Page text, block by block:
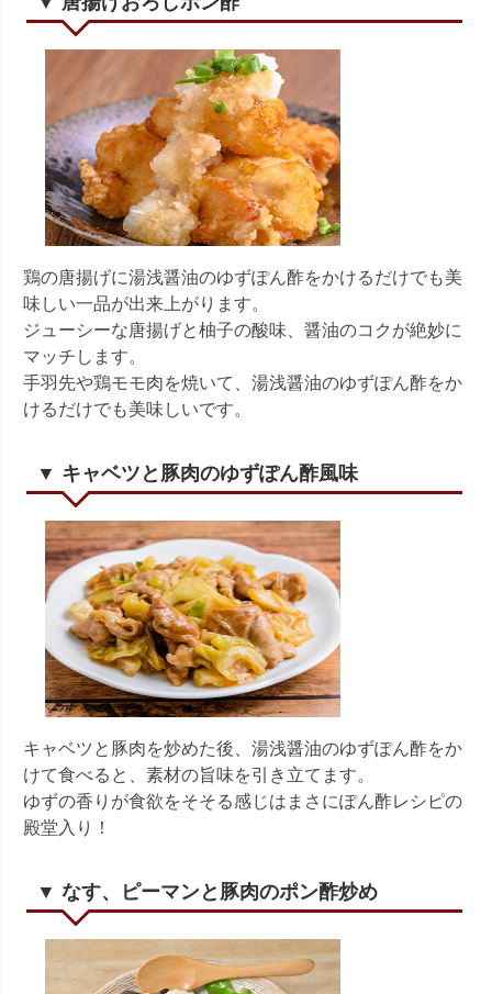
鶏の唐揚げに湯浅醤油のゆずぽん酢をかけるだけでも美
味しい一品が出来上がります。
ジューシーな唐揚げと柚子の酸味、醤油のコクが絶妙に
マッチします。
手羽先や鶏モモ肉を焼いて、湯浅醤油のゆずぽん酢をか
けるだけでも美味しいです。
▼ キャベツと豚肉のゆずぽん酢風味
キャベツと豚肉を炒めた後、湯浅醤油のゆずぽん酢をか
けて食べると、素材の旨味を引き立てます。
ゆずの香りが食欲をそそる感じはまさにぽん酢レシピの
殿堂入り！
▼ なす、ピーマンと豚肉のポン酢炒め